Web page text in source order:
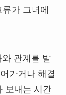
가 그녀에
관계를 발
가거나 해결
보내는 시간